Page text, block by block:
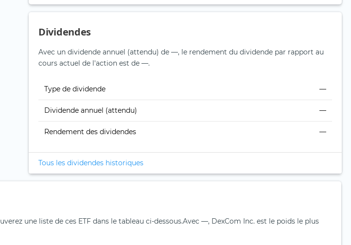
Dividendes
Avec un dividende annuel (attendu) de —, le rendement du dividende par rapport au
cours actuel de l'action est de —.
Type de dividende —
Dividende annuel (attendu) —
Rendement des dividendes —
Tous les dividendes historiques
une liste de ces ETF dans le tableau ci-dessous.Avec —, DexCom Inc. est le poids le plus